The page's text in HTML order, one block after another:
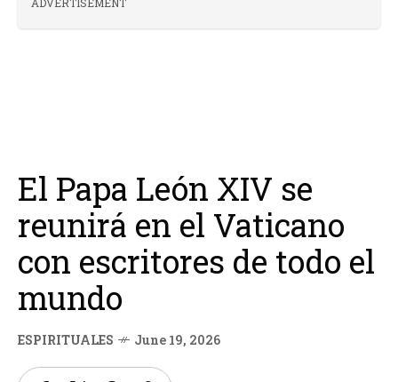
ADVERTISEMENT
El Papa León XIV se
reunirá en el Vaticano
con escritores de todo el
mundo
ESPIRITUALES June 19, 2026